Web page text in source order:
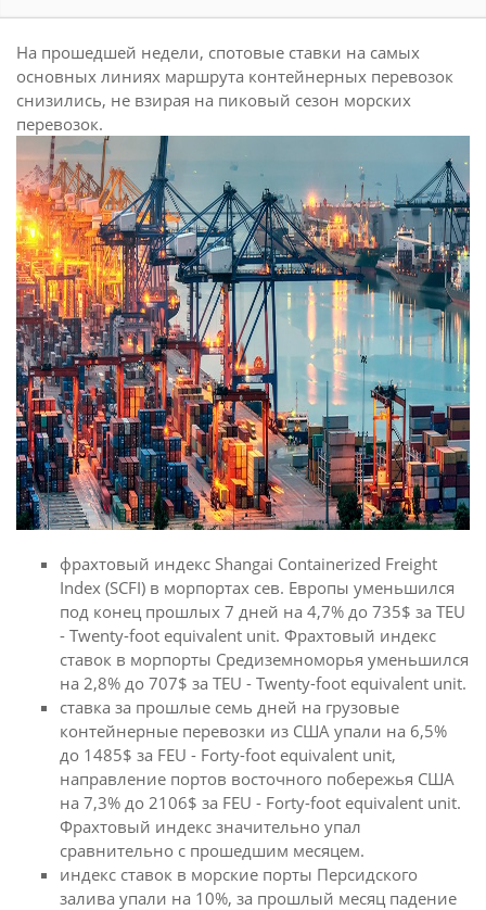
На прошедшей недели, спотовые ставки на самых
основных линиях маршрута контейнерных перевозок
снизились, не взирая на пиковый сезон морских
перевозок.
фрахтовый индекс Shangai Containerized Freight
Index (SCFI) в морпортах сев. Европы уменьшился
под конец прошлых 7 дней на 4,7% до 735$ за TEU
- Twenty-foot equivalent unit. Фрахтовый индекс
ставок в морпорты Средиземноморья уменьшился
на 2,8% до 707$ за TEU - Twenty-foot equivalent unit.
ставка за прошлые семь дней на грузовые
контейнерные перевозки из США упали на 6,5%
до 1485$ за FEU - Forty-foot equivalent unit,
направление портов восточного побережья США
на 7,3% до 2106$ за FEU - Forty-foot equivalent unit.
Фрахтовый индекс значительно упал
сравнительно с прошедшим месяцем.
индекс ставок в морские порты Персидского
залива упали на 10%, за прошлый месяц падение